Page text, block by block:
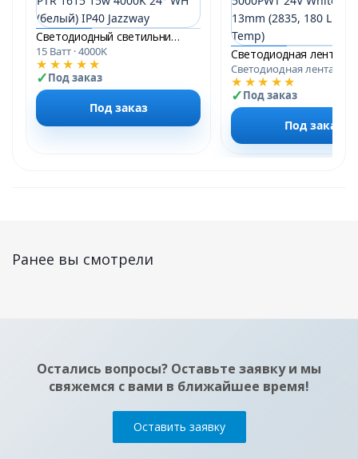
Светодиодный светильник PTR 1615 15w 4000K 24° WH (белый) IP40 Jazzway
15 Ватт · 4000K
★★★★★
Под заказ
Под заказ
Светодиодная лента
★★★★★
Под заказ
Под заказ
Ранее вы смотрели
Остались вопросы? Оставьте заявку и мы
свяжемся с вами в ближайшее время!
Оставить заявку